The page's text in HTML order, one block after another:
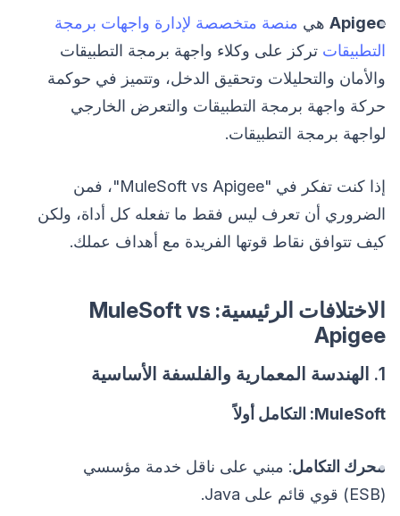
Apigee هي منصة متخصصة لإدارة واجهات برمجة
التطبيقات تركز على وكلاء واجهة برمجة التطبيقات
والأمان والتحليلات وتحقيق الدخل، وتتميز في حوكمة
حركة واجهة برمجة التطبيقات والتعرض الخارجي
لواجهة برمجة التطبيقات.
إذا كنت تفكر في "MuleSoft vs Apigee"، فمن
الضروري أن تعرف ليس فقط ما تفعله كل أداة، ولكن
كيف تتوافق نقاط قوتها الفريدة مع أهداف عملك.
الاختلافات الرئيسية: MuleSoft vs
Apigee
1. الهندسة المعمارية والفلسفة الأساسية
MuleSoft: التكامل أولاً
محرك التكامل: مبني على ناقل خدمة مؤسسي
(ESB) قوي قائم على Java.